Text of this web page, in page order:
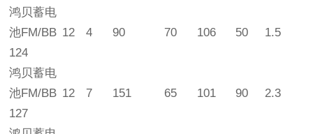
鸿贝蓄电
池FM/BB
124
12 4 90 70 106 50 1.5
鸿贝蓄电
池FM/BB
127
12 7 151 65 101 90 2.3